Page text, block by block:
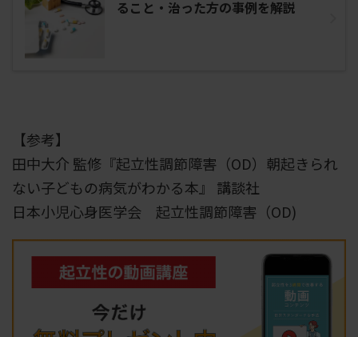
ること・治った方の事例を解説
【参考】
田中大介 監修『起立性調節障害（OD）朝起きられ
ない子どもの病気がわかる本』 講談社
日本小児心身医学会 起立性調節障害（OD)